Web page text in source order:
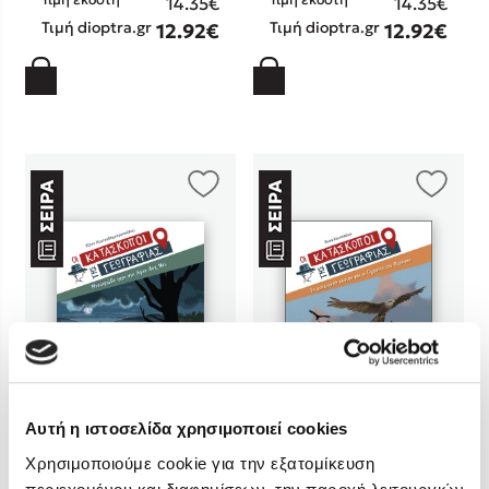
Αυτή η ιστοσελίδα χρησιμοποιεί cookies
Χρησιμοποιούμε cookie για την εξατομίκευση
Στέφανος Ξενάκης
Mimi Matthews
Benzamin Bécue
Rebecca Yarros
Teo Benedetti
Τζένη Κουτσοδημητροπούλου
Emily Henry
Ali Hazelwood
Cori Doerrfeld
Τιμή dioptra.gr 12.92€ Τιμή dioptra.gr 12.92€